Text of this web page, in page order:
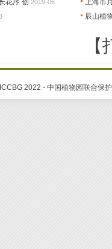
花序 创 2019-06
上海市
辰山植
2022 - 中国植物园联合保